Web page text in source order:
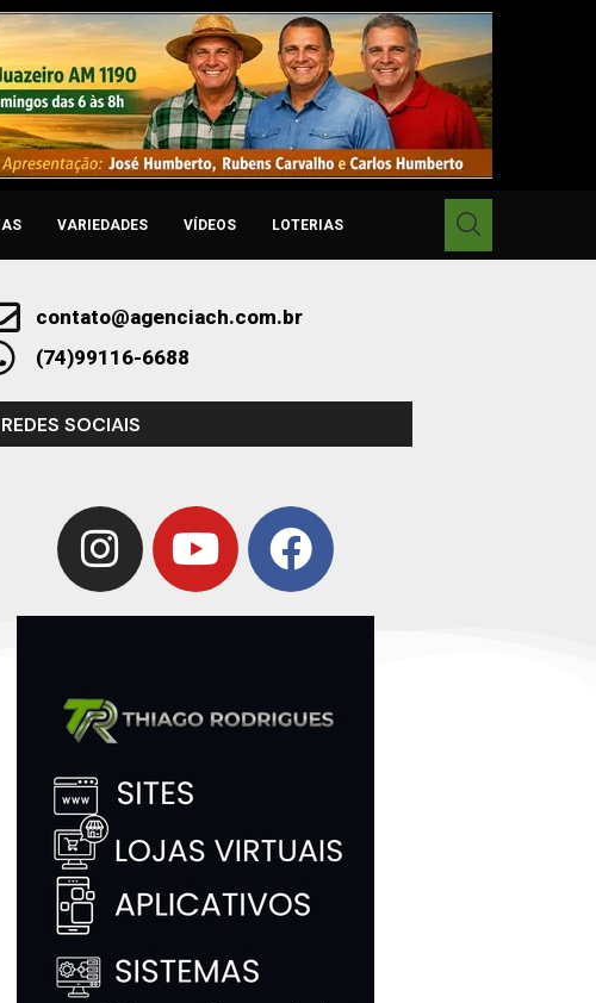
VARIEDADES VÍDEOS LOTERIAS
contato@agenciach.com.br
(74)99116-6688
REDES SOCIAIS